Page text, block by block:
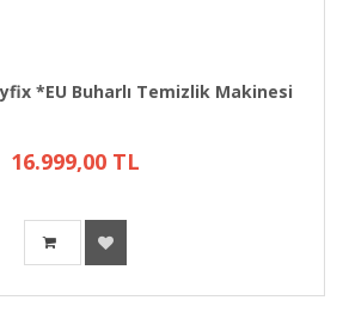
*EU Buharlı Temizlik Makinesi
16.999,00 TL